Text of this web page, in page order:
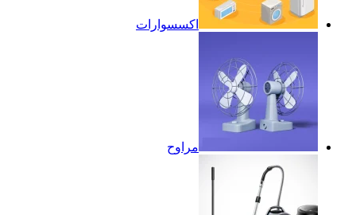
اكسسوارات
مراوح